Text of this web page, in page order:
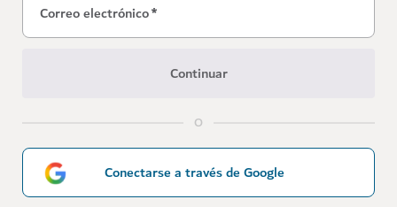
Correo electrónico*
Continuar
O
Conectarse a través de Google